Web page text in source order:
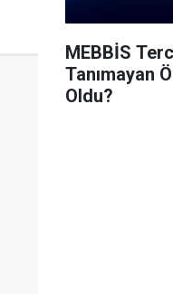
MEBBİS
Tanımayan
Oldu?